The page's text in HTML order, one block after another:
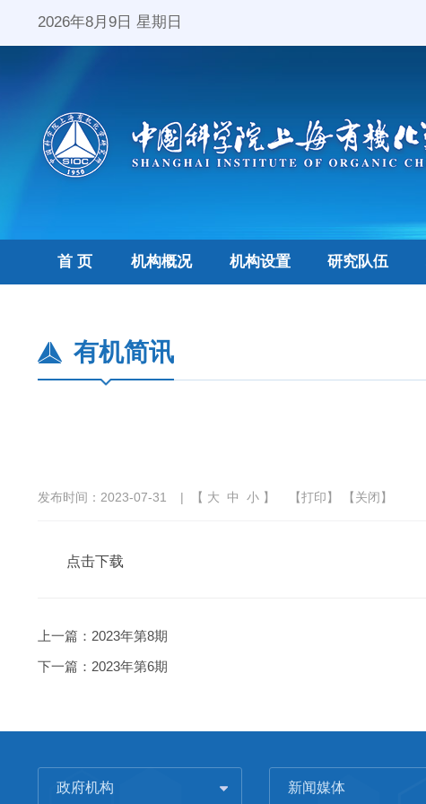
2026年8月9日 星期日
首 页 机构概况 机构设置 研究队伍
有机简讯
发布时间：2023-07-31 | 【 大 中 小 】 【打印】 【关闭】
点击下载
上一篇： 2023年第8期
下一篇： 2023年第6期
政府机构 新闻媒体